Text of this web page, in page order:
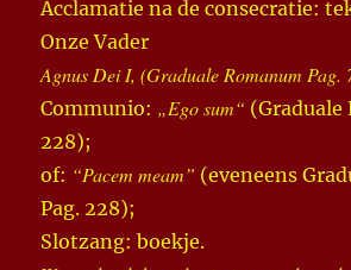
Acclamatie na de consecratie:
Onze Vader
Agnus Dei I, (Graduale Romanum Pag.
Communio: „Ego sum“ (Graduale
228);
of: “Pacem meam” (eveneens
Pag. 228);
Slotzang: boekje.